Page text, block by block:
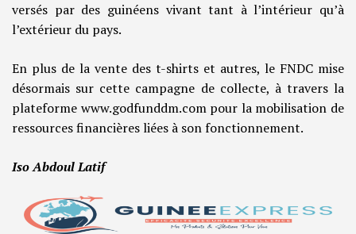
versés par des guinéens vivant tant à l’intérieur qu’à
l’extérieur du pays.
En plus de la vente des t-shirts et autres, le FNDC mise
désormais sur cette campagne de collecte, à travers la
plateforme www.godfunddm.com pour la mobilisation de
ressources financières liées à son fonctionnement.
Iso Abdoul Latif